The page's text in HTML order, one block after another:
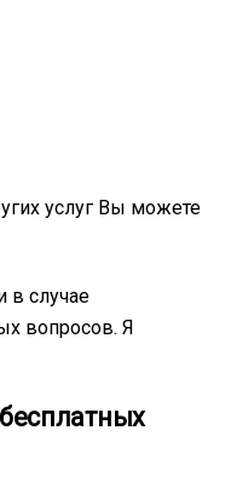
услуг Вы можете
в случае
вопросов. Я